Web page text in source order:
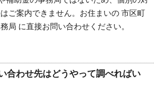
ご案内できません。お住まいの 市区町
局 に直接お問い合わせください。
合わせ先はどうやって調べればい